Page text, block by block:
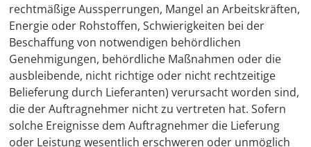
rechtmäßige Aussperrungen, Mangel an Arbeitskräften,
Energie oder Rohstoffen, Schwierigkeiten bei der
Beschaffung von notwendigen behördlichen
Genehmigungen, behördliche Maßnahmen oder die
ausbleibende, nicht richtige oder nicht rechtzeitige
Belieferung durch Lieferanten) verursacht worden sind,
die der Auftragnehmer nicht zu vertreten hat. Sofern
solche Ereignisse dem Auftragnehmer die Lieferung
oder Leistung wesentlich erschweren oder unmöglich